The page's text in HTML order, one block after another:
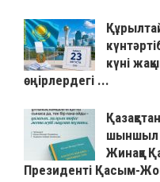
күні
өңірлердегі ...
шыншыл
Жинаққа
Президенті Қасым-